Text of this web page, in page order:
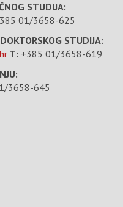
STUDIJA:
01/3658-625
STUDIJA:
T: +385 01/3658-619
3658-645